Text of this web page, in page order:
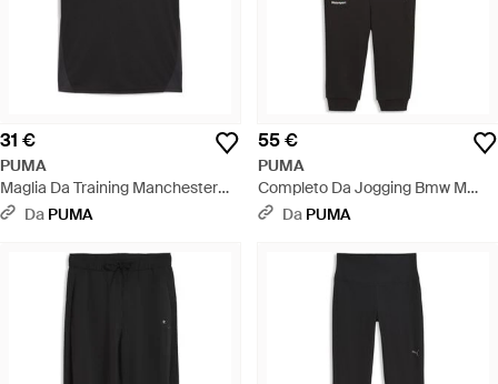
31 €
PUMA
Maglia Da Training Manchester
City Da Donna, Accessori, Nero -
Da PUMA
55 €
PUMA
Completo Da Jogging Bmw M
Motorsport Essentials Per Bimbi
Da PUMA